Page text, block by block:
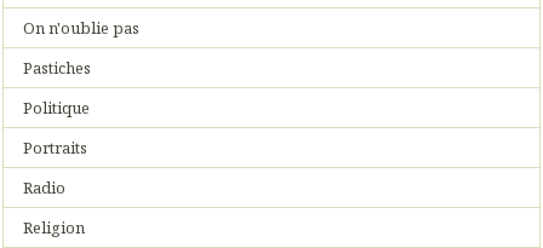
On n'oublie pas
Pastiches
Politique
Portraits
Radio
Religion